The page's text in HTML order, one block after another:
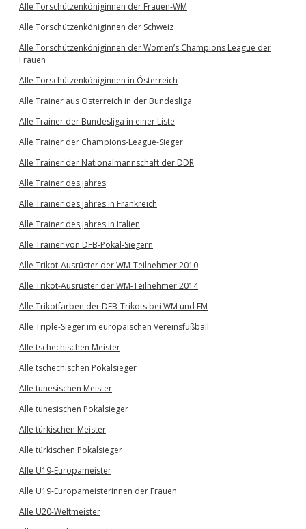
Alle Torschützenköniginnen der Frauen-WM
Alle Torschützenköniginnen der Schweiz
Alle Torschützenköniginnen der Women’s Champions League der
Frauen
Alle Torschützenköniginnen in Österreich
Alle Trainer aus Österreich in der Bundesliga
Alle Trainer der Bundesliga in einer Liste
Alle Trainer der Champions-League-Sieger
Alle Trainer der Nationalmannschaft der DDR
Alle Trainer des Jahres
Alle Trainer des Jahres in Frankreich
Alle Trainer des Jahres in Italien
Alle Trainer von DFB-Pokal-Siegern
Alle Trikot-Ausrüster der WM-Teilnehmer 2010
Alle Trikot-Ausrüster der WM-Teilnehmer 2014
Alle Trikotfarben der DFB-Trikots bei WM und EM
Alle Triple-Sieger im europäischen Vereinsfußball
Alle tschechischen Meister
Alle tschechischen Pokalsieger
Alle tunesischen Meister
Alle tunesischen Pokalsieger
Alle türkischen Meister
Alle türkischen Pokalsieger
Alle U19-Europameister
Alle U19-Europameisterinnen der Frauen
Alle U20-Weltmeister